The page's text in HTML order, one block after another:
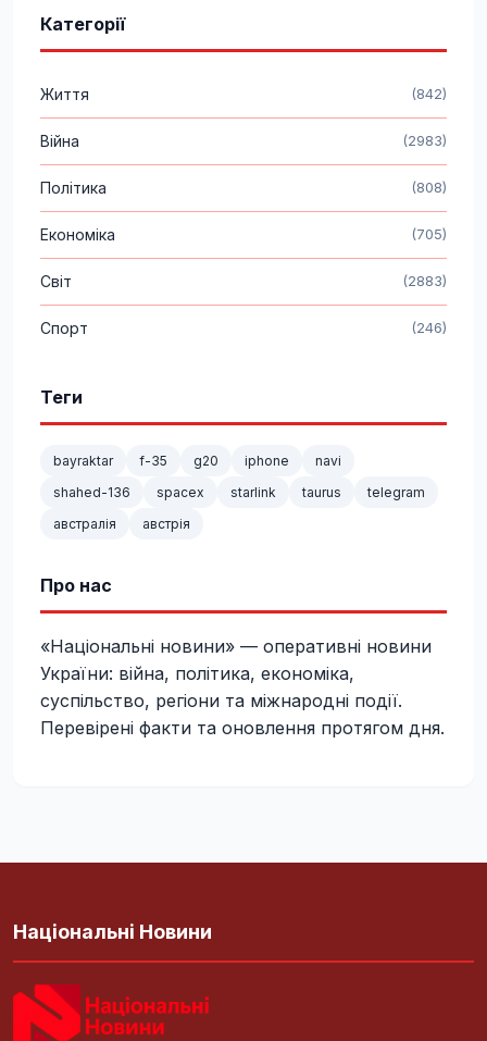
Категорії
Життя (842)
Війна (2983)
Політика (808)
Економіка (705)
Світ (2883)
Спорт (246)
Теги
bayraktar f-35 g20 iphone
navi
shahed-136
spacex starlink taurus
telegram
австралія
австрія
Про нас
«Національні новини» — оперативні новини
України: війна, політика, економіка,
суспільство, регіони та міжнародні події.
Перевірені факти та оновлення протягом дня.
Національні Новини